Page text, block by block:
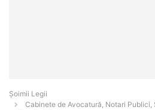
Șoimii Legii
Cabinete de Avocatură, Notari